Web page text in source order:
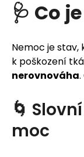
🩺 Co
Nemoc je stav,
k poškození
nerovnováha
🌀
moc
e
m
e